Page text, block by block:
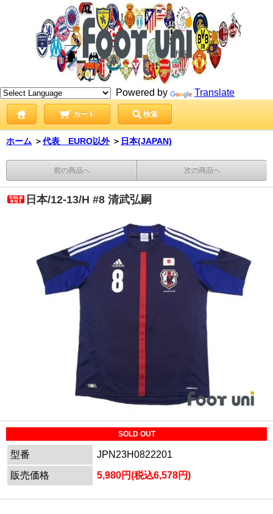
Powered by Translate
カート 検索
ホーム ＞代表 EURO以外 ＞ 日本(JAPAN)
前の商品へ 次の商品へ
日本/12-13/H #8 清武弘嗣
SOLD OUT
型番
JPN23H0822201
販売価格
5,980円(税込6,578円)